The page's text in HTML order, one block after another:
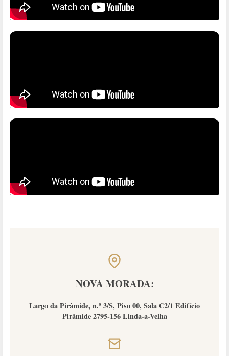
NOVA MORADA:
Largo da Pirâmide, n.º 3/S, Piso 00, Sala C2/1 Edifício
Pirâmide 2795-156 Linda-a-Velha